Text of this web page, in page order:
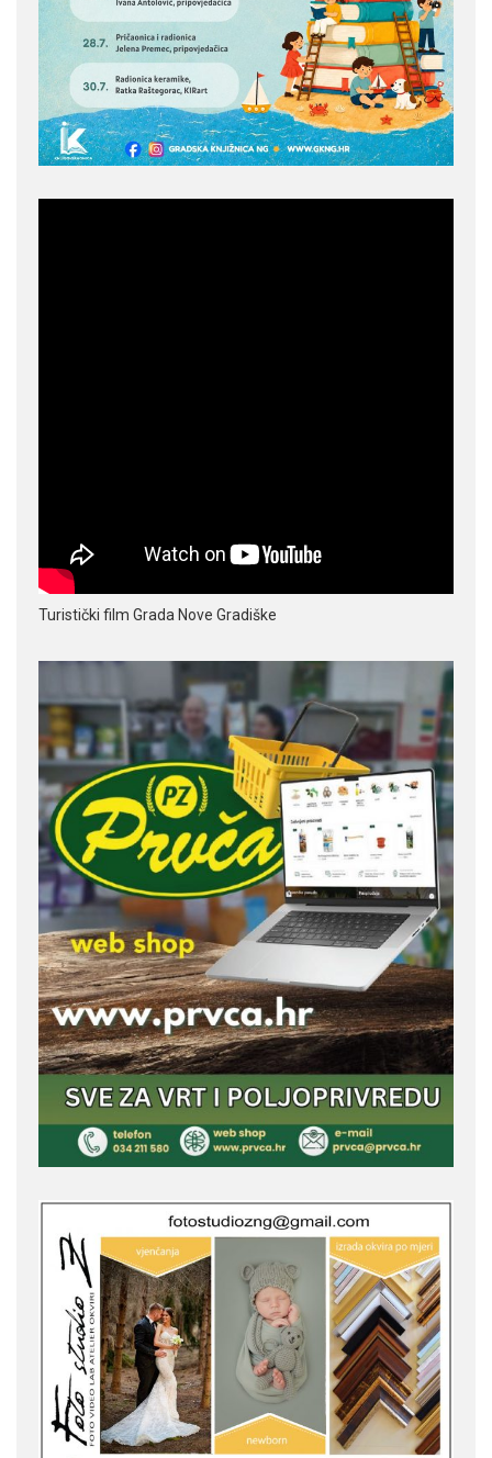
Turistički film Grada Nove Gradiške